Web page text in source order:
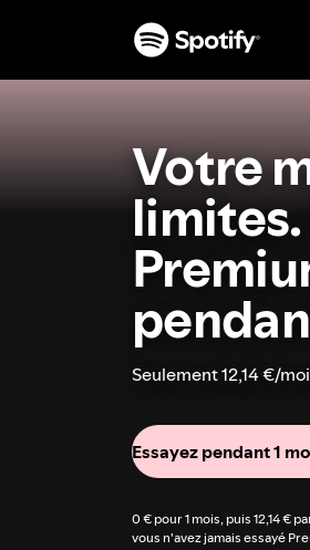
Votre
limites.
Seulement 12,14 €/
Essayez pendant 1
0 € pour 1 mois, puis 12,14 €
vous n'avez jamais essayé